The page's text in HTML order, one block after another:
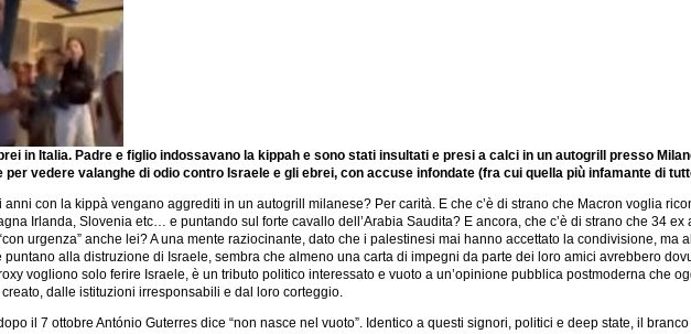
in Italia. Padre e figlio indossavano la kippah e sono stati insultati e presi a calci in un autogrill presso
vedere valanghe di odio contro Israele e gli ebrei, con accuse infondate (fra cui quella più infamante di
con la kippà vengano aggrediti in un autogrill milanese? Per carità. E che c’è di strano che Macron voglia
Irlanda, Slovenia etc… e puntando sul forte cavallo dell’Arabia Saudita? E ancora, che c’è di strano che 34
urgenza” anche lei? A una mente raziocinante, dato che i palestinesi mai hanno accettato la condivisione,
alla distruzione di Israele, sembra che almeno una carta di impegni da parte dei loro amici avrebbero
vogliono solo ferire Israele, è un tributo politico interessato e vuoto a un’opinione pubblica postmoderna che
dalle istituzioni irresponsabili e dal loro corteggio.
il 7 ottobre António Guterres dice “non nasce nel vuoto”. Identico a questi signori, politici e deep state, il